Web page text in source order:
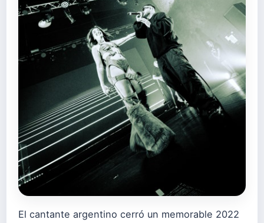
El cantante argentino cerró un memorable 2022